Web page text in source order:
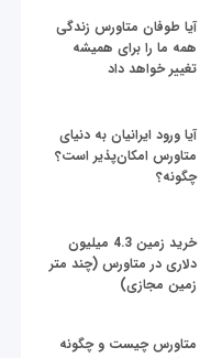
آیا طوفان متاورس زندگی
همه ما را برای همیشه
تغییر خواهد داد
آیا ورود ایرانیان به دنیای
متاورس امکان‌پذیر است؟
چگونه؟
خرید زمین 4.3 میلیون
دلاری در متاورس (چند متر
زمین مجازی)
متاورس چیست و چگونه